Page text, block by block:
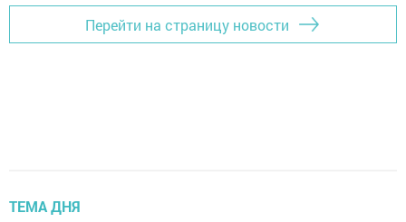
Перейти на страницу новости
ТЕМА ДНЯ